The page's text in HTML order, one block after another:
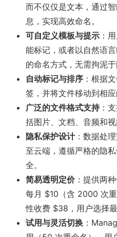
而不仅仅是文本，通过
息，实现高效命名。
可自定义模板与提示 ：
能标记，或者以自然语
的命名方式，无需拘泥于
自动标记与排序 ：根据
签，并将文件移动到相
广泛的文件格式支持：
括图片、文档、音频和视
隐私保护设计：数据处
至云端，遵循严格的隐
全。
简易透明定价：提供两
每月 $10（含 2000 次
性收费 $38，用户选择最
试用与灵活切换 ：